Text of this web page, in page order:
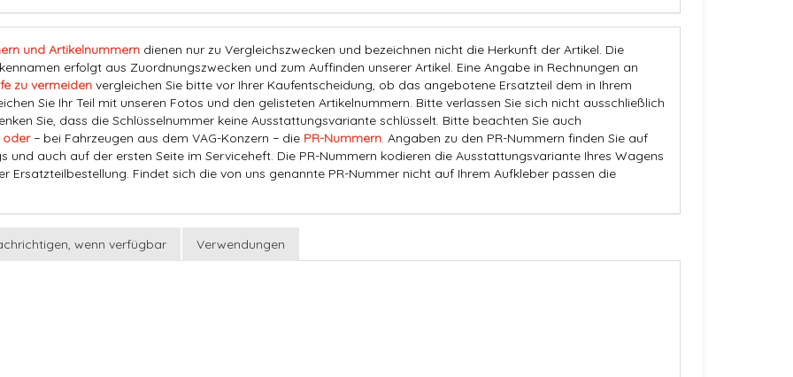
und Artikelnummern dienen nur zu Vergleichszwecken und bezeichnen nicht die Herkunft der Artikel. Die
erfolgt aus Zuordnungszwecken und zum Auffinden unserer Artikel. Eine Angabe in Rechnungen an
zu vermeiden vergleichen Sie bitte vor Ihrer Kaufentscheidung, ob das angebotene Ersatzteil dem in Ihrem
Sie Ihr Teil mit unseren Fotos und den gelisteten Artikelnummern. Bitte verlassen Sie sich nicht ausschließlich
Sie, dass die Schlüsselnummer keine Ausstattungsvariante schlüsselt. Bitte beachten Sie auch
oder− bei Fahrzeugen aus dem VAG-Konzern − die PR-Nummern. Angaben zu den PR-Nummern finden Sie auf
und auch auf der ersten Seite im Serviceheft. Die PR-Nummern kodieren die Ausstattungsvariante Ihres Wagens
Ersatzteilbestellung. Findet sich die von uns genannte PR-Nummer nicht auf Ihrem Aufkleber passen die
wenn verfügbar Verwendungen